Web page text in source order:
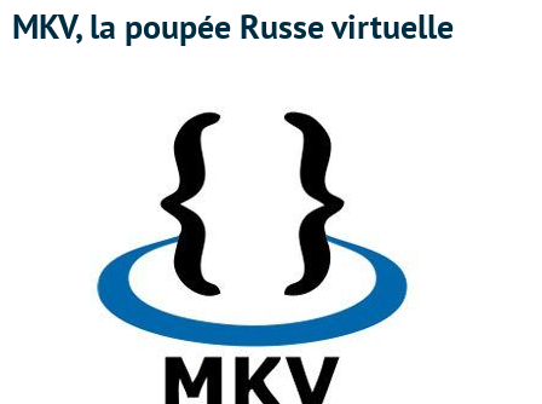
MKV, la poupée Russe virtuelle